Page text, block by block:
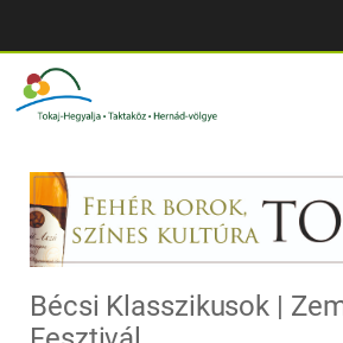
Bécsi Klasszikusok |